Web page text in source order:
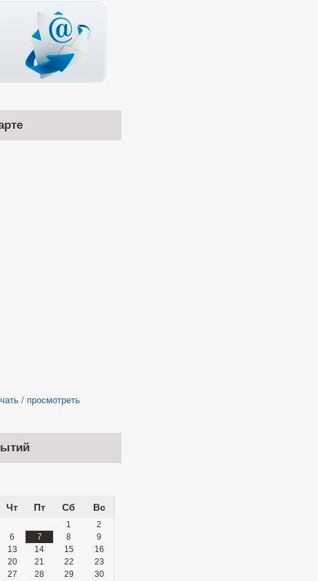
/ просмотреть
Чт Пт Сб Вс
1
2
6 7 8
9
13 14 15
16
20 21 22
23
27 28 29 30